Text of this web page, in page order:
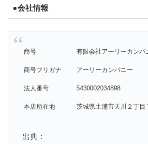
●会社情報
商号 有限会社アーリーカンパ
商号フリガナ アーリーカンパニー
法人番号 5430002034898
本店所在地 茨城県土浦市天川２丁目
出典：